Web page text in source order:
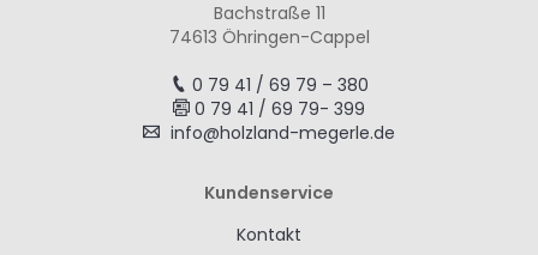
Bachstraße 11
74613 Öhringen-Cappel
0 79 41 / 69 79 – 380
0 79 41 / 69 79- 399
info@holzland-megerle.de
Kundenservice
Kontakt